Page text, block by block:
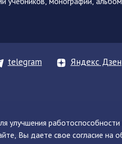
улучшения
Вы даете свое согласие на
telegram Яндекс Дзен
Москва, ул. Бакунинская, д. 71